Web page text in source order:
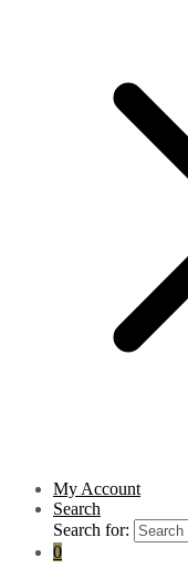
My Account
Search
Search for:
0